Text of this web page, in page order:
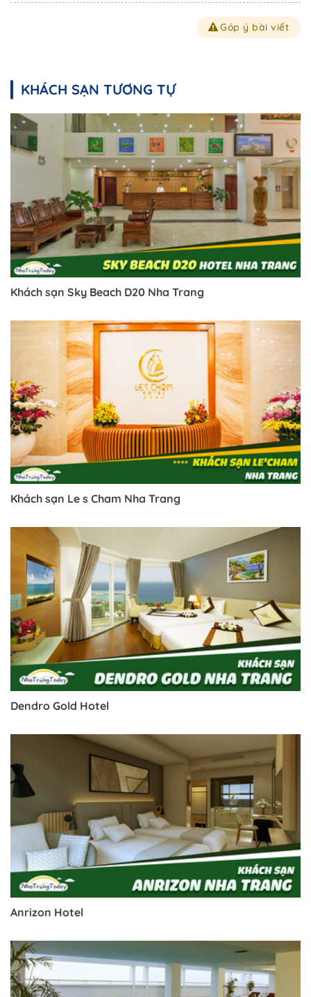
Góp ý bài viết
KHÁCH SẠN TƯƠNG TỰ
Khách sạn Sky Beach D20 Nha Trang
Khách sạn Le s Cham Nha Trang
Dendro Gold Hotel
Anrizon Hotel